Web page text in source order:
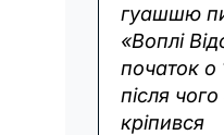
гуашшю
«Воплі
початок о
після
кріпився